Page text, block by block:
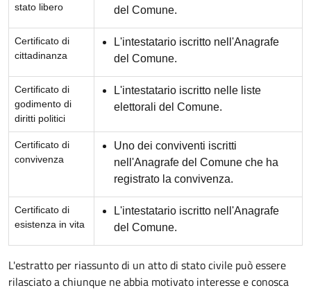
stato libero
del Comune.
Certificato di
cittadinanza
L'intestatario iscritto nell'Anagrafe
del Comune.
Certificato di
godimento di
diritti politici
L'intestatario iscritto nelle liste
elettorali del Comune.
Certificato di
convivenza
Uno dei conviventi iscritti
nell'Anagrafe del Comune che ha
registrato la convivenza.
Certificato di
esistenza in vita
L'intestatario iscritto nell'Anagrafe
del Comune.
L'estratto per riassunto di un atto di stato civile può essere
rilasciato a chiunque ne abbia motivato interesse e conosca